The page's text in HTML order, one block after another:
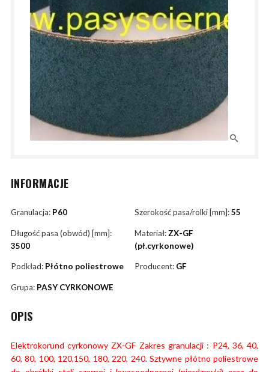
INFORMACJE
Granulacja: P60 Szerokość pasa/rolki [mm]:55
Długość pasa (obwód) [mm]:
3500
Materiał: ZX-GF
(pł.cyrkonowe)
Podkład: Płótno poliestrowe Producent: GF
Grupa: PASY CYRKONOWE
OPIS
Elektrokorund cyrkonowy ZX-GF Zakres granulacji : P24, 36, 40,
60, 80, 100, 120,150, 180, 220, 240. Sztywne płótno poliestrowe